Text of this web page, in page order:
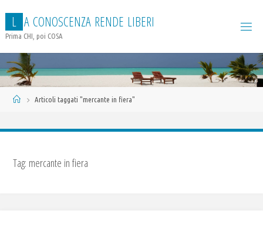
contenuto
L A CONOSCENZA RENDE LIBERI
Prima CHI, poi COSA
HomeArticoli taggati "mercante in fiera"
Tag: mercante in fiera